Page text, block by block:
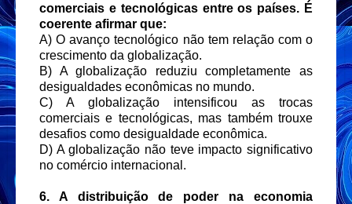
comerciais e tecnológicas entre os países. É
coerente afirmar que:
A) O avanço tecnológico não tem relação com o
crescimento da globalização.
B) A globalização reduziu completamente as
desigualdades econômicas no mundo.
C) A globalização intensificou as trocas
comerciais e tecnológicas, mas também trouxe
desafios como desigualdade econômica.
D) A globalização não teve impacto significativo
no comércio internacional.
6. A distribuição de poder na economia